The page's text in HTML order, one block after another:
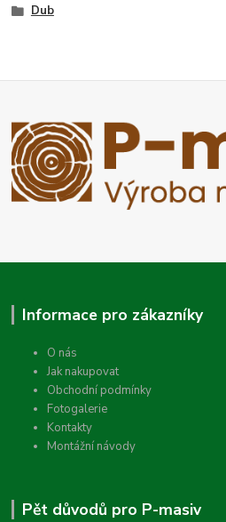
Dub
Informace pro zákazníky
O nás
Jak nakupovat
Obchodní podmínky
Fotogalerie
Kontakty
Montážní návody
Pět důvodů pro P-masiv